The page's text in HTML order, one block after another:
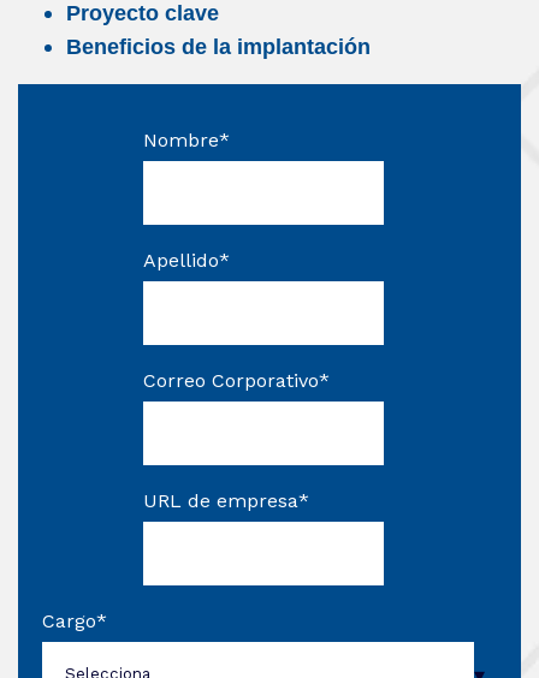
Proyecto clave
Beneficios de la implantación
Nombre*
Apellido*
Correo Corporativo*
URL de empresa*
Cargo*